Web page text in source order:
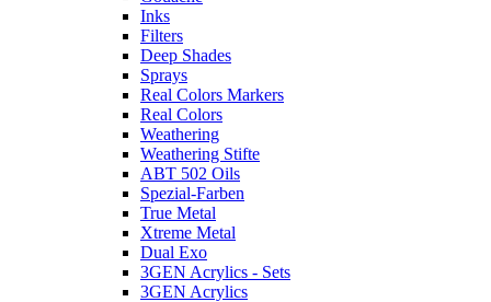
Inks
Filters
Deep Shades
Sprays
Real Colors Markers
Real Colors
Weathering
Weathering Stifte
ABT 502 Oils
Spezial-Farben
True Metal
Xtreme Metal
Dual Exo
3GEN Acrylics - Sets
3GEN Acrylics